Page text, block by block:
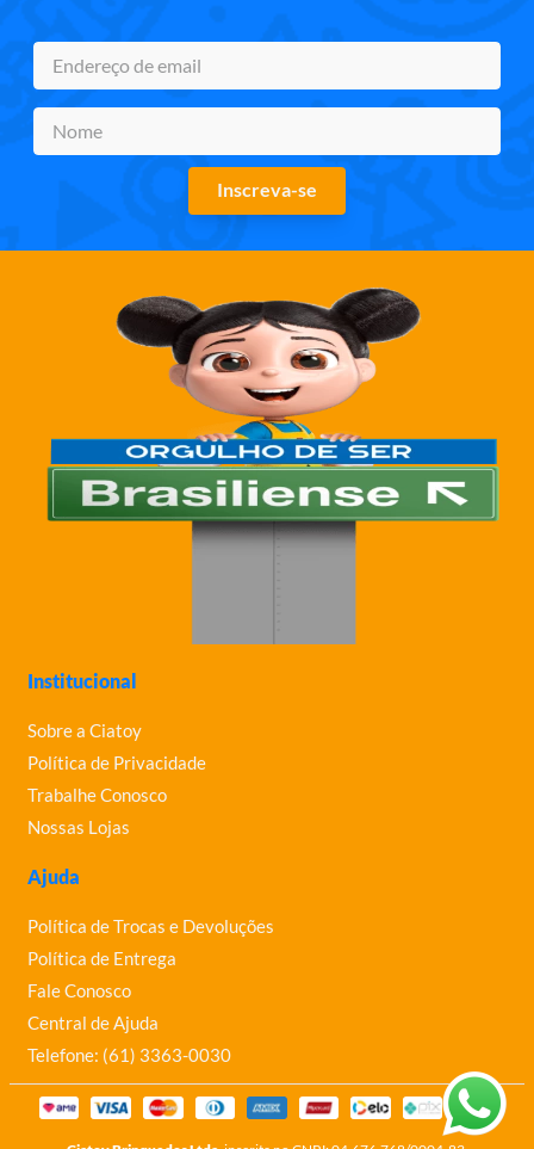
Inscreva-se
Institucional
Sobre a Ciatoy
Política de Privacidade
Trabalhe Conosco
Nossas Lojas
Ajuda
Política de Trocas e Devoluções
Política de Entrega
Fale Conosco
Central de Ajuda
Telefone: (61) 3363-0030